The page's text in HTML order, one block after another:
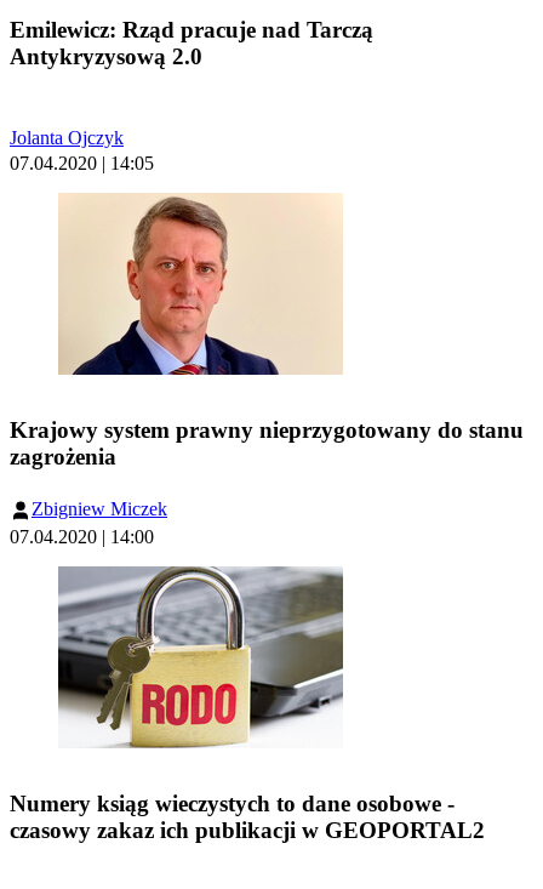
Emilewicz: Rząd pracuje nad Tarczą
Antykryzysową 2.0
Jolanta Ojczyk
07.04.2020 | 14:05
Krajowy system prawny nieprzygotowany do stanu
zagrożenia
Zbigniew Miczek
07.04.2020 | 14:00
Numery ksiąg wieczystych to dane osobowe -
czasowy zakaz ich publikacji w GEOPORTAL2